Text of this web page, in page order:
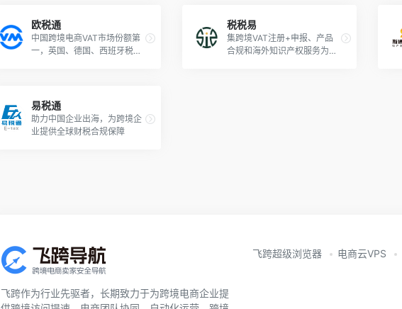
欧税通
中国跨境电商VAT市场份额第
一，英国、德国、西班牙税局
税税易
集跨境VAT注册+申报、产品
合规和海外知识产权服务为一
易税通
助力中国企业出海，为跨境企
业提供全球财税合规保障
飞跨作为行业先驱者，长期致力于为跨境电商企业提
飞跨超级浏览器 电商云VPS